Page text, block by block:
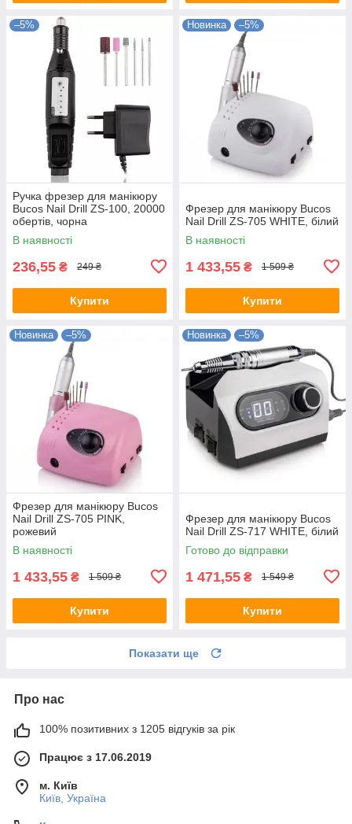
–5%
Ручка фрезер для манікюру
Bucos Nail Drill ZS-100, 20000
обертів, чорна
В наявності
236,55 ₴ 249 ₴
Купити
Новинка –5%
Фрезер для манікюру Bucos
Nail Drill ZS-705 WHITE, білий
В наявності
1 433,55 ₴ 1 509 ₴
Купити
Новинка –5%
Фрезер для манікюру Bucos
Nail Drill ZS-705 PINK,
рожевий
В наявності
1 433,55 ₴ 1 509 ₴
Купити
Новинка –5%
Фрезер для манікюру Bucos
Nail Drill ZS-717 WHITE, білий
Готово до відправки
1 471,55 ₴ 1 549 ₴
Купити
Показати ще
Про нас
100% позитивних з 1205 відгуків за рік
Працює з 17.06.2019
м. Київ
Київ, Україна